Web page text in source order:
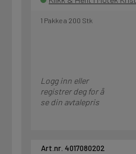
1 Pakke a 200 Stk
Logg inn eller
registrer deg for å
se din avtalepris
Art.nr. 4017080202